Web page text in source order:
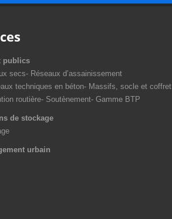
publics
secs
Réseaux d’assainissement
techniques en béton
Massifs, socle et coffret
routière Soutènement Gamme BTP
de stockage
urbain